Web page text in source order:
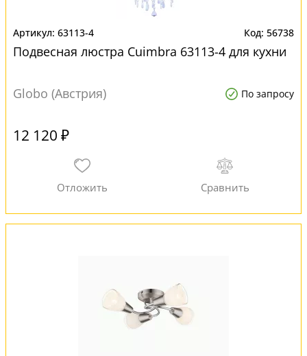
63113-4 56738
Подвесная люстра Cuimbra 63113-4 для кухни
Globo (Австрия) По запросу
12 120 ₽